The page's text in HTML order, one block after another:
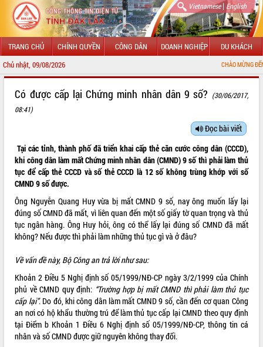
Vietnamese| English
TRANG CHỦ CHÍNH QUYỀN CÔNG DÂN DOANH NGHIỆP DU KHÁCH
Chủ nhật, 09/08/2026 CHÀO MỪNG ĐẾN VỚI CỔNG
LÃNH ĐẠO UBND TỈNH
SỞ, BAN, NGÀNH
UBND CÁC XÃ, PHƯỜNG
THÔNG TIN CHỈ ĐẠO ĐIỀU HÀNH
HỆ THỐNG VĂN BẢN
VĂN BẢN HĐND TỈNH
ĐIỂM TIN VĂN BẢN
QUY HOẠCH - KẾ HOẠCH
Có được cấp lại Chứng minh nhân dân 9 số? (30/06/2017,
08:41)
Đọc bài viết
Tại các tỉnh, thành phố đã triển khai cấp thẻ căn cước công dân (CCCD),
khi công dân làm mất Chứng minh nhân dân (CMND) 9 số thì phải làm thủ
tục để cấp thẻ CCCD và số thẻ CCCD là 12 số không trùng khớp với số
CMND 9 số được.
Ông Nguyễn Quang Huy vừa bị mất CMND 9 số, nay ông muốn lấy lại
đúng số CMND đã mất, vì liên quan đến một số giấy tờ quan trọng và thủ
tục ngân hàng. Ông Huy hỏi, ông có thể lấy lại đúng số CMND đã mất
không? Nếu được thì phải làm những thủ tục gì và ở đâu?
Về vấn đề này, Bộ Công an trả lời như sau:
Khoản 2 Điều 5 Nghị định số05/1999/NĐ-CP ngày 3/2/1999 của Chính
phủ về CMND quy định: “Trường hợp bị mất CMND thì phải làm thủ tục
cấp lại”. Do đó, khi công dân làm mất CMND 9 số, cần đến cơ quan Công
an nơi có hộ khẩu thường trú để làm thủ tục cấp lại CMND theo quy định
tại Điểm b Khoản 1 Điều 6 Nghị định số 05/1999/NĐ-CP, thông tin cá
nhân và số CMND được giữ nguyên không thay đổi.